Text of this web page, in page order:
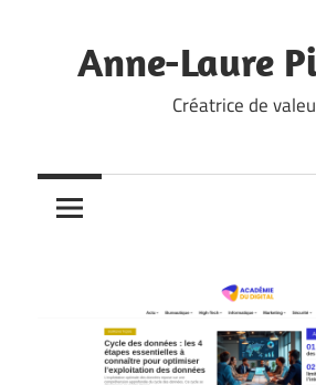
contentAnne-Laure
Créatrice de